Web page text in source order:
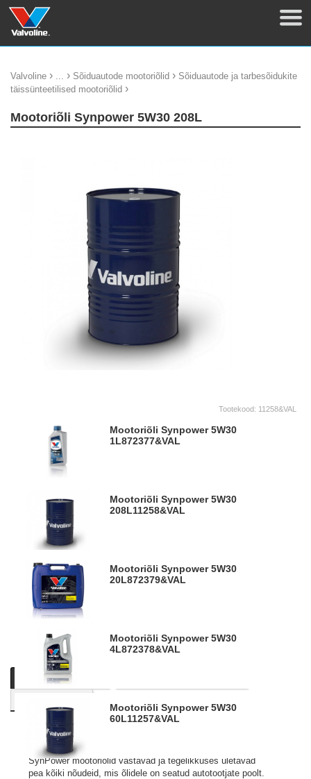
Valvoline › ... › Sõiduautode mootoriõlid › Sõiduautode ja tarbesõidukite
täissünteetilised mootoriõlid ›
Mootoriõli Synpower 5W30 208L
Tootekood: 11258&VAL
Mootoriõli Synpower 5W30
1L872377&VAL
Mootoriõli Synpower 5W30
208L11258&VAL
Mootoriõli Synpower 5W30
20L872379&VAL
Mootoriõli Synpower 5W30
4L872378&VAL
Mootoriõli Synpower 5W30
60L11257&VAL
Kirjeldus Tooteinfo
Mootoriõlide absoluutne tipp. Toodetud täissünteetilistest
baasõlidest, kuhu on lisatatud kõrgtehnoloogilisi lisandeid.
SynPower mootoriõlid vastavad ja tegelikkuses ületavad
pea kõiki nõudeid, mis õlidele on seatud autotootjate poolt.